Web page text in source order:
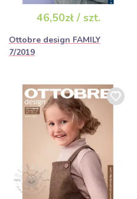
46,50zł / szt.
Ottobre design FAMILY
7/2019